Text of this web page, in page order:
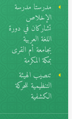
مدرستا مدرسة
الإخلاص
تشاركان في دورة
اللغة العربية
بجامعة أم القرى
بمكة المكرمة
تنصيب الهيئة
التنظيمية للحركة
الكشفية